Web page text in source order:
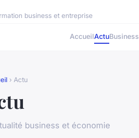
business et entreprise
AccueilActuBusiness
› Actu
business et économie